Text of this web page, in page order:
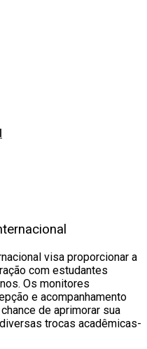
visa proporcionar a
com estudantes
Os monitores
e acompanhamento
de aprimorar sua
trocas acadêmicas-